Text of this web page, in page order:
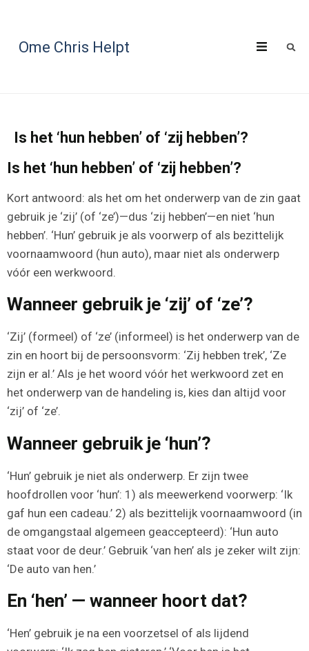
Ome Chris Helpt
Is het ‘hun hebben’ of ‘zij hebben’?
Is het ‘hun hebben’ of ‘zij hebben’?
Kort antwoord: als het om het onderwerp van de zin gaat
gebruik je ‘zij’ (of ‘ze’)—dus ‘zij hebben’—en niet ‘hun
hebben’. ‘Hun’ gebruik je als voorwerp of als bezittelijk
voornaamwoord (hun auto), maar niet als onderwerp
vóór een werkwoord.
Wanneer gebruik je ‘zij’ of ‘ze’?
‘Zij’ (formeel) of ‘ze’ (informeel) is het onderwerp van de
zin en hoort bij de persoonsvorm: ‘Zij hebben trek’, ‘Ze
zijn er al.’ Als je het woord vóór het werkwoord zet en
het onderwerp van de handeling is, kies dan altijd voor
‘zij’ of ‘ze’.
Wanneer gebruik je ‘hun’?
‘Hun’ gebruik je niet als onderwerp. Er zijn twee
hoofdrollen voor ‘hun’: 1) als meewerkend voorwerp: ‘Ik
gaf hun een cadeau.’ 2) als bezittelijk voornaamwoord (in
de omgangstaal algemeen geaccepteerd): ‘Hun auto
staat voor de deur.’ Gebruik ‘van hen’ als je zeker wilt zijn:
‘De auto van hen.’
En ‘hen’ — wanneer hoort dat?
‘Hen’ gebruik je na een voorzetsel of als lijdend